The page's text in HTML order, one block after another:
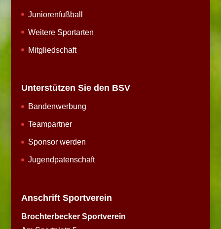
Juniorenfußball
Weitere Sportarten
Mitgliedschaft
Unterstützen Sie den BSV
Bandenwerbung
Teampartner
Sponsor werden
Jugendpatenschaft
Anschrift Sportverein
Brochterbecker Sportverein